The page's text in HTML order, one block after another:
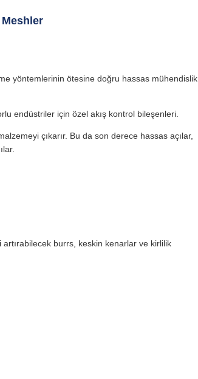
yöntemlerinin ötesine doğru hassas mühendislik
endüstriler için özel akış kontrol bileşenleri.
çıkarır. Bu da son derece hassas açılar,
artırabilecek burrs, keskin kenarlar ve kirlilik